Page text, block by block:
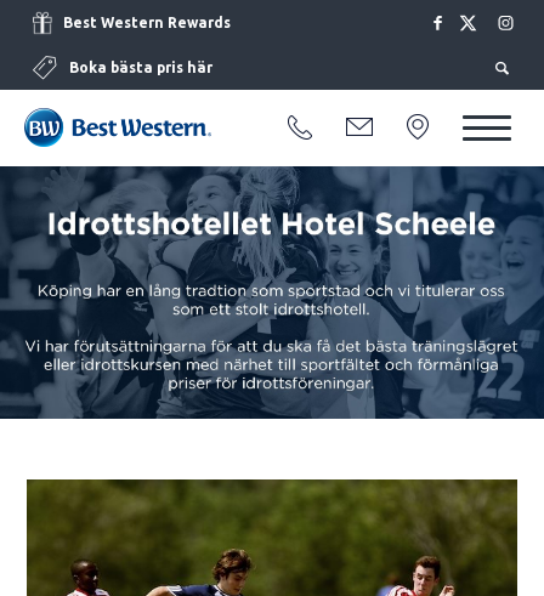
Best Western Rewards
Boka bästa pris här